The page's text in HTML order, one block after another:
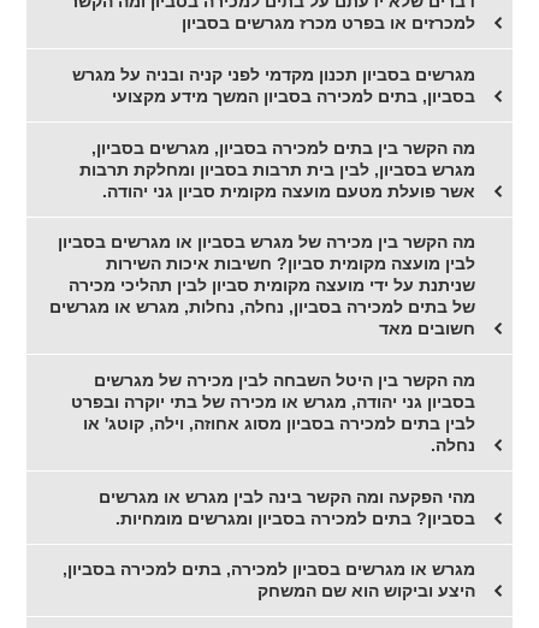
למכרזים או בפרט מכרז מגרשים בסביון
מגרשים בסביון תכנון מקדמי לפני קניה ובניה על מגרש
בסביון, בתים למכירה בסביון המשך מידע מקצועי
מה הקשר בין בתים למכירה בסביון, מגרשים בסביון,
מגרש בסביון, לבין בית תרבות בסביון ומחלקת תרבות
אשר פועלת מטעם מועצה מקומית סביון גני יהודה.
מה הקשר בין מכירה של מגרש בסביון או מגרשים בסביון
לבין מועצה מקומית סביון? חשיבות איכות השירות
שניתנת על ידי מועצה מקומית סביון לבין תהליכי מכירה
של בתים למכירה בסביון, נחלה, נחלות, מגרש או מגרשים
חשובים מאד
מה הקשר בין היטל השבחה לבין מכירה של מגרשים
בסביון גני יהודה, מגרש או מכירה של בתי יוקרה ובפרט
לבין בתים למכירה בסביון מסוג אחוזה, וילה, קוטג' או
נחלה.
מהי הפקעה ומה הקשר בינה לבין מגרש או מגרשים
בסביון? בתים למכירה בסביון ומגרשים מומחיות.
מגרש או מגרשים בסביון למכירה, בתים למכירה בסביון,
היצע וביקוש הוא שם המשחק